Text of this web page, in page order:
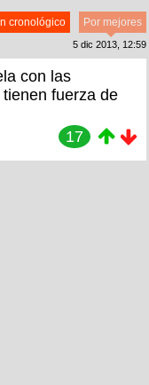
Por mejores
cronológico
5 dic 2013, 12:59
con las
fuerza de
17